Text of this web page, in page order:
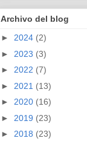
Archivo del blog
► 2024 (2)
► 2023 (3)
► 2022 (7)
► 2021 (13)
► 2020 (16)
► 2019 (23)
► 2018 (23)